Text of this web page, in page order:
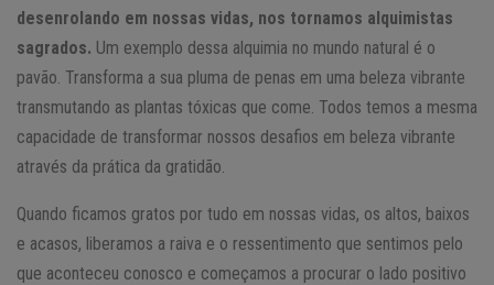
desenrolando em nossas vidas, nos tornamos alquimistas
sagrados. Um exemplo dessa alquimia no mundo natural é o
pavão. Transforma a sua pluma de penas em uma beleza vibrante
transmutando as plantas tóxicas que come. Todos temos a mesma
capacidade de transformar nossos desafios em beleza vibrante
através da prática da gratidão.
Quando ficamos gratos por tudo em nossas vidas, os altos, baixos
e acasos, liberamos a raiva e o ressentimento que sentimos pelo
que aconteceu conosco e começamos a procurar o lado positivo